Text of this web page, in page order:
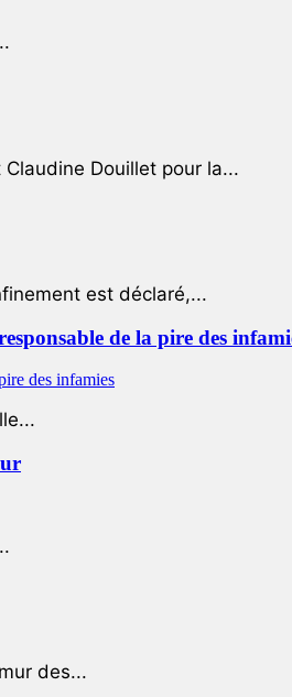
Douillet pour la...
est déclaré,...
de la pire des
des...